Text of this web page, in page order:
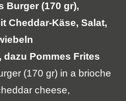
Burger (170 gr),
Cheddar-Käse, Salat,
dazu Pommes Frites
(170 gr) in a brioche
cheese,